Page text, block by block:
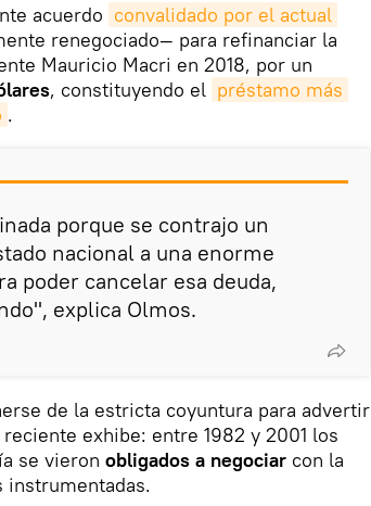
acuerdo convalidado por el actual
renegociado— para refinanciar la
Mauricio Macri en 2018, por un
, constituyendo el préstamo más
.
porque se contrajo un
nacional a una enorme
poder cancelar esa deuda,
explica Olmos.
de la estricta coyuntura para advertir
exhibe: entre 1982 y 2001 los
se vieron obligados a negociar con la
instrumentadas.